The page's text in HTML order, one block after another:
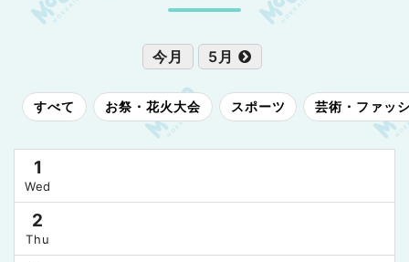
今月 5月
すべて お祭・花火大会 スポーツ 芸術・ファッ
1
Wed
2
Thu